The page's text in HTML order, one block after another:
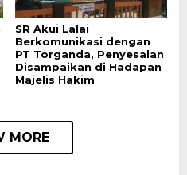
SR Akui Lalai
Berkomunikasi dengan
PT Torganda, Penyesalan
Disampaikan di Hadapan
Majelis Hakim
MORE